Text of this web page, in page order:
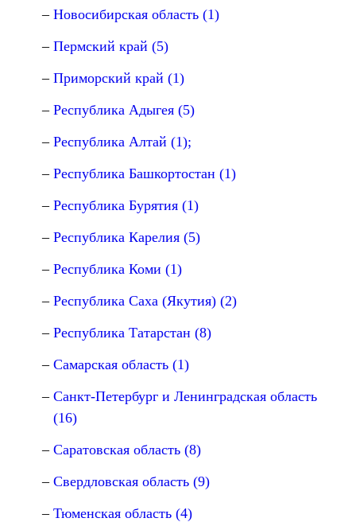
Новосибирская область (1)
Пермский край (5)
Приморский край (1)
Республика Адыгея (5)
Республика Алтай (1);
Республика Башкортостан (1)
Республика Бурятия (1)
Республика Карелия (5)
Республика Коми (1)
Республика Саха (Якутия) (2)
Республика Татарстан (8)
Самарская область (1)
Санкт-Петербург и Ленинградская область
(16)
Саратовская область (8)
Свердловская область (9)
Тюменская область (4)